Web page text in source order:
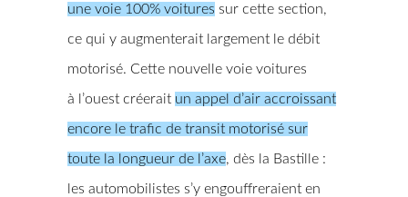
une voie 100% voitures sur cette section,
ce qui y augmenterait largement le débit
motorisé. Cette nouvelle voie voitures
à l’ouest créerait un appel d’air accroissant
encore le trafic de transit motorisé sur
toute la longueur de l’axe, dès la Bastille :
les automobilistes s’y engouffreraient en